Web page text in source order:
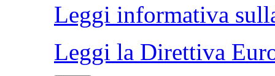
Leggi informativa
Leggi la Direttiva